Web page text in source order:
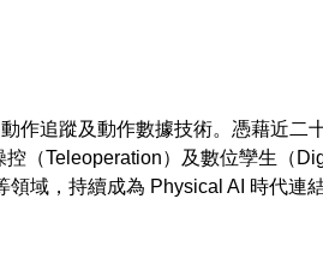
追蹤及動作數據技術。憑藉近
（Teleoperation）及數位孿生（